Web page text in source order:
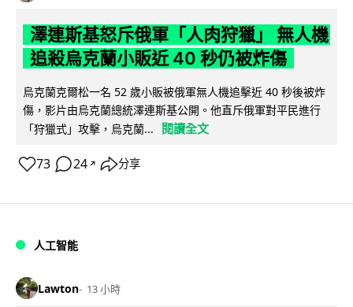
澤連斯基怒斥俄軍「人肉狩獵」 無人機
追殺烏克蘭小販近 40 秒仍被炸傷
烏克蘭克爾松一名 52 歲小販被俄軍無人機追擊近 40 秒後被炸
傷，影片由烏克蘭總統澤連斯基公開。他直斥俄軍對平民進行
「狩獵式」攻擊，烏克蘭...
閱讀全文
73 24 ↗ 分享
人工智能
Lawton 13 小時